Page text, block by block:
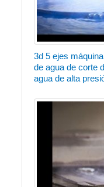
3d 5 ejes
de agua de corte
agua de alta